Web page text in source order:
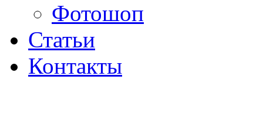
Фотошоп
Статьи
Контакты